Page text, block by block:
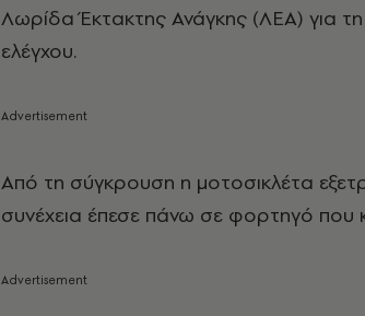
Λωρίδα Έκτακτης Ανάγκης (ΛΕΑ) για τη
ελέγχου.
Από τη σύγκρουση η μοτοσικλέτα
συνέχεια έπεσε πάνω σε φορτηγό που